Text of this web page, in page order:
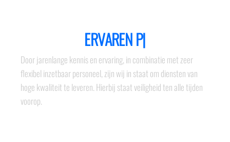
ERVAREN PERS
Door jarenlange kennis en ervaring, in combinatie met zeer
flexibel inzetbaar personeel, zijn wij in staat om diensten van
hoge kwaliteit te leveren. Hierbij staat veiligheid ten alle tijden
voorop.